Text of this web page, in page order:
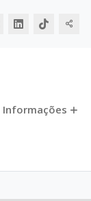
Informações